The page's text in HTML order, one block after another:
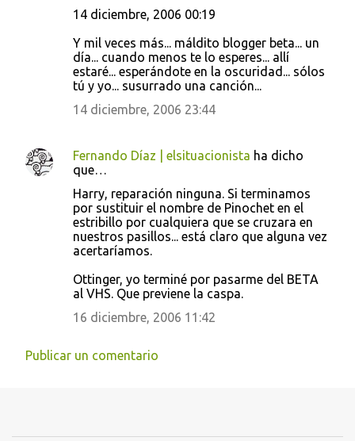
14 diciembre, 2006 00:19
Y mil veces más... máldito blogger beta... un
día... cuando menos te lo esperes... allí
estaré... esperándote en la oscuridad... sólos
tú y yo... susurrado una canción...
14 diciembre, 2006 23:44
Fernando Díaz | elsituacionista ha dicho
que…
Harry, reparación ninguna. Si terminamos
por sustituir el nombre de Pinochet en el
estribillo por cualquiera que se cruzara en
nuestros pasillos... está claro que alguna vez
acertaríamos.
Ottinger, yo terminé por pasarme del BETA
al VHS. Que previene la caspa.
16 diciembre, 2006 11:42
Publicar un comentario